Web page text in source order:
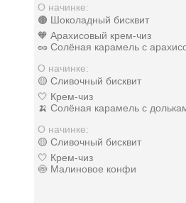
О начинке:
🟤 Шоколадный бисквит
🧡 Арахисовый крем-чиз
🥜 Солёная карамель с
О начинке:
🟡 Сливочный бисквит
🤍 Крем-чиз
🍌 Солёная карамель с
О начинке:
🟡 Сливочный бисквит
🤍 Крем-чиз
🍥 Малиновое конфи